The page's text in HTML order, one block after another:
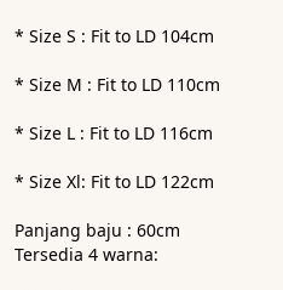
* Size S : Fit to LD 104cm
* Size M : Fit to LD 110cm
* Size L : Fit to LD 116cm
* Size Xl: Fit to LD 122cm
Panjang baju : 60cm
Tersedia 4 warna: